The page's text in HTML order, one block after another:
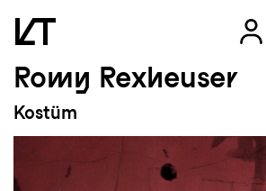
Zum Hauptinhalt springen
Zum Footer springen
Romy Rexheuser
Kostüm